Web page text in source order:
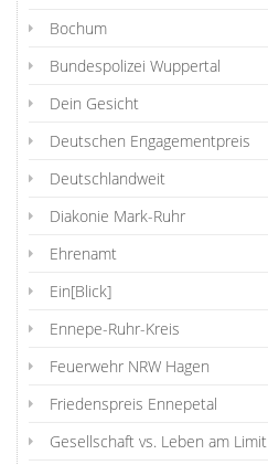
Bochum
Bundespolizei Wuppertal
Dein Gesicht
Deutschen Engagementpreis
Deutschlandweit
Diakonie Mark-Ruhr
Ehrenamt
Ein[Blick]
Ennepe-Ruhr-Kreis
Feuerwehr NRW Hagen
Friedenspreis Ennepetal
Gesellschaft vs. Leben am Limit